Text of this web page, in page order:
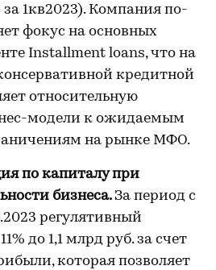
за 1кв2023). Компания по-
фокус на основных
Installment loans, что на
кредитной
относительную
модели к ожидаемым
на рынке МФО.
по капиталу при
бизнеса. За период с
регулятивный
до 1,1 млрд руб. за счет
которая позволяет